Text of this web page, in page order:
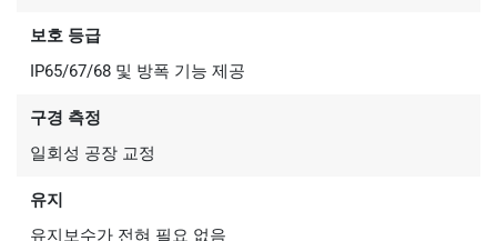
보호 등급
IP65/67/68 및 방폭 기능 제공
구경 측정
일회성 공장 교정
유지
유지보수가 전혀 필요 없음